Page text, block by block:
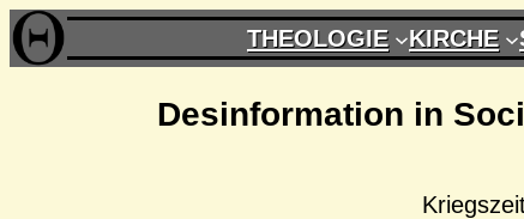
Zum
Inhalt
THEOLOGIE KIRCHE
Desinformation in